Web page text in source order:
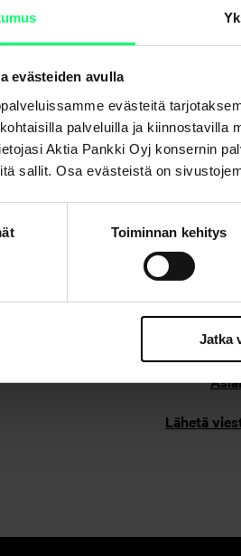
evästeiden avulla
evästeitä
palveluilla ja
Aktia Pankki Oyj konsernin
sallit. Osa evästeistä on
Toiminnan kehitys
Jatka
Etkö
Lähetä